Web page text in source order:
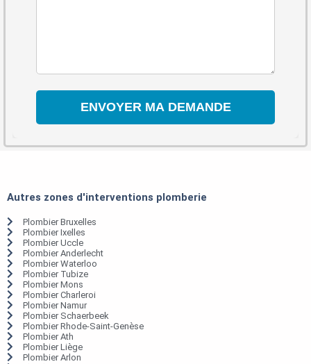
Autres zones d'interventions plomberie
Plombier Bruxelles
Plombier Ixelles
Plombier Uccle
Plombier Anderlecht
Plombier Waterloo
Plombier Tubize
Plombier Mons
Plombier Charleroi
Plombier Namur
Plombier Schaerbeek
Plombier Rhode-Saint-Genèse
Plombier Ath
Plombier Liège
Plombier Arlon